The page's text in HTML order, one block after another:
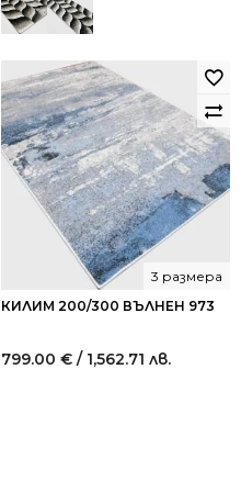
КИЛИМ 200/300 ВЪЛНЕН 973
3 размера
799.00 € / 1,562.71 лв.